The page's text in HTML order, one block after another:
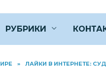
РУБРИКИ
» ЛАЙКИ В ИНТЕРНЕТЕ: